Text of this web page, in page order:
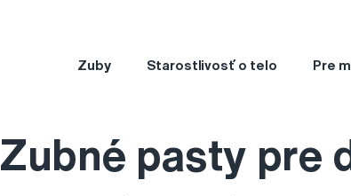
Zuby Starostlivosť o telo Pre
Zubné pasty pre